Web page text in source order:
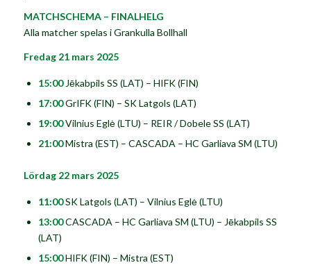
MATCHSCHEMA – FINALHELG
Alla matcher spelas i Grankulla Bollhall
Fredag 21 mars 2025
15:00Jēkabpils SS (LAT) – HIFK (FIN)
17:00GrIFK (FIN) – SK Latgols (LAT)
19:00Vilnius Eglė (LTU) – REIR / Dobele SS (LAT)
21:00Mistra (EST) – CASCADA – HC Garliava SM (LTU)
Lördag 22 mars 2025
11:00SK Latgols (LAT) – Vilnius Eglė (LTU)
13:00CASCADA – HC Garliava SM (LTU) – Jēkabpils SS
(LAT)
15:00HIFK (FIN) – Mistra (EST)